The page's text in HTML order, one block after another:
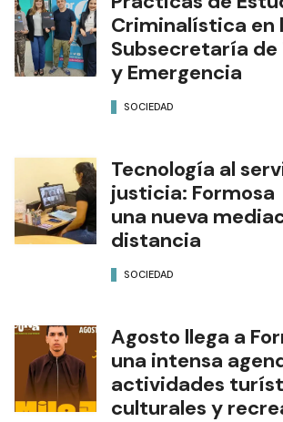
Criminalística en
Subsecretaría
y Emergencia
SOCIEDAD
Tecnología al
justicia:
una nueva
distancia
SOCIEDAD
Agosto llega a
una intensa
actividades
culturales y